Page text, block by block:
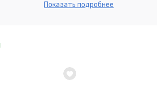
Показать подробнее